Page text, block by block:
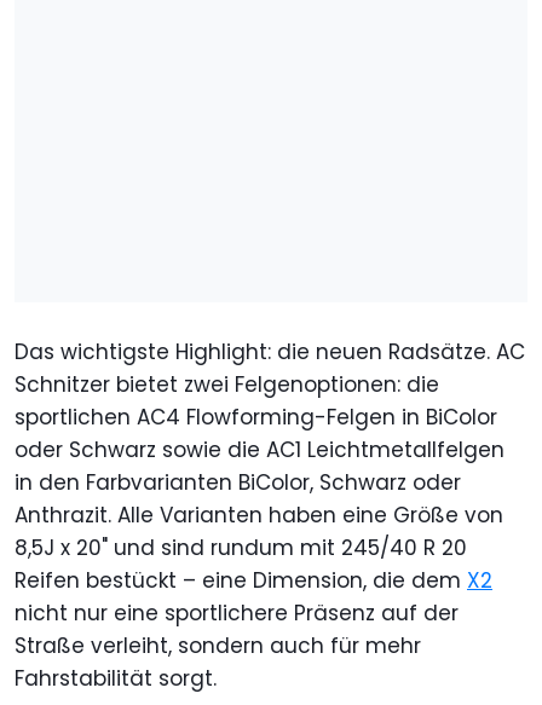
Das wichtigste Highlight: die neuen Radsätze. AC
Schnitzer bietet zwei Felgenoptionen: die
sportlichen AC4 Flowforming-Felgen in BiColor
oder Schwarz sowie die AC1 Leichtmetallfelgen
in den Farbvarianten BiColor, Schwarz oder
Anthrazit. Alle Varianten haben eine Größe von
8,5J x 20" und sind rundum mit 245/40 R 20
Reifen bestückt – eine Dimension, die dem X2
nicht nur eine sportlichere Präsenz auf der
Straße verleiht, sondern auch für mehr
Fahrstabilität sorgt.